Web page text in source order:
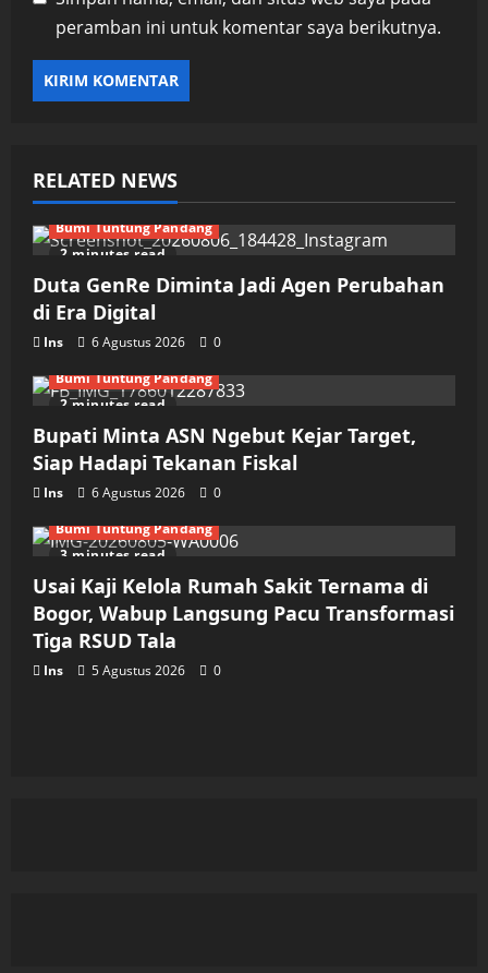
peramban ini untuk komentar saya berikutnya.
RELATED NEWS
2 minutes read
Bumi Tuntung Pandang
Duta GenRe Diminta Jadi Agen Perubahan
di Era Digital
Ins 6 Agustus 2026 0
2 minutes read
Bumi Tuntung Pandang
Bupati Minta ASN Ngebut Kejar Target,
Siap Hadapi Tekanan Fiskal
Ins 6 Agustus 2026 0
3 minutes read
Bumi Tuntung Pandang
Usai Kaji Kelola Rumah Sakit Ternama di
Bogor, Wabup Langsung Pacu Transformasi
Tiga RSUD Tala
Ins 5 Agustus 2026 0